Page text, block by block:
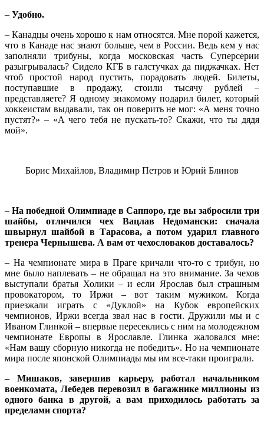
– Удобно.
– Канадцы очень хорошо к нам относятся. Мне порой кажется,
что в Канаде нас знают больше, чем в России. Ведь кем у нас
заполняли трибуны, когда московская часть Суперсерии
разыгрывалась? Сидело КГБ в галстучках да пиджачках. Нет
чтоб простой народ пустить, порадовать людей. Билеты,
поступавшие в продажу, стоили тысячу рублей –
представляете? Я одному знакомому подарил билет, который
хоккеистам выдавали, так он поверить не мог: «А меня точно
пустят?» – «А чего тебя не пускать-то? Скажи, что ты дядя
мой».
Борис Михайлов, Владимир Петров и Юрий Блинов
–На победной Олимпиаде в Саппоро, где вы забросили три
шайбы, отличился чех Вацлав Недомански: сначала
швырнул шайбой в Тарасова, а потом ударил главного
тренера Чернышева. А вам от чехословаков доставалось?
– На чемпионате мира в Праге кричали что-то с трибун, но
мне было наплевать – не обращал на это внимание. За чехов
выступали братья Холики – и если Ярослав был страшным
провокатором, то Иржи – вот таким мужиком. Когда
приезжали играть с «Дуклой» на Кубок европейских
чемпионов, Иржи всегда звал нас в гости. Дружили мы и с
Иваном Глинкой – впервые пересеклись с ним на молодежном
чемпионате Европы в Ярославле. Глинка жаловался мне:
«Нам вашу сборную никогда не победить». Но на чемпионате
мира после японской Олимпиады мы им все-таки проиграли.
– Мишаков, завершив карьеру, работал начальником
военкомата, Лебедев перевозил в багажнике миллионы из
одного банка в другой, а вам приходилось работать за
пределами спорта?